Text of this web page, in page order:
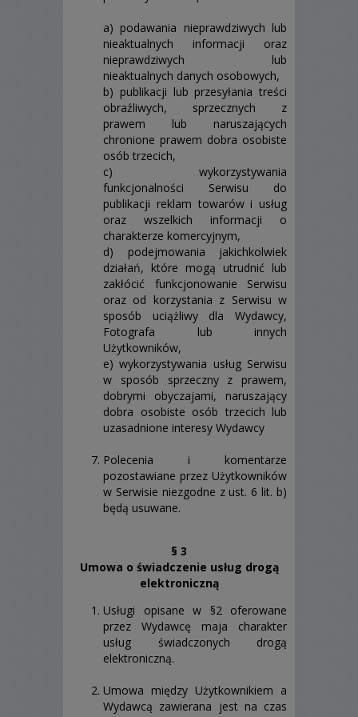
a) podawania nieprawdziwych lub
nieaktualnych informacji oraz
nieprawdziwych lub
nieaktualnych danych osobowych,
b) publikacji lub przesyłania treści
obraźliwych, sprzecznych z
prawem lub naruszających
chronione prawem dobra osobiste
osób trzecich,
c) wykorzystywania
funkcjonalności Serwisu do
publikacji reklam towarów i usług
oraz wszelkich informacji o
charakterze komercyjnym,
d) podejmowania jakichkolwiek
działań, które mogą utrudnić lub
zakłócić funkcjonowanie Serwisu
oraz od korzystania z Serwisu w
sposób uciążliwy dla Wydawcy,
Fotografa lub innych
Użytkowników,
e) wykorzystywania usług Serwisu
w sposób sprzeczny z prawem,
dobrymi obyczajami, naruszający
dobra osobiste osób trzecich lub
uzasadnione interesy Wydawcy
Polecenia i komentarze
pozostawiane przez Użytkowników
w Serwisie niezgodne z ust. 6 lit. b)
będą usuwane.
§ 3
Umowa o świadczenie usług drogą
elektroniczną
Usługi opisane w §2 oferowane
przez Wydawcę maja charakter
usług świadczonych drogą
elektroniczną.
Umowa między Użytkownikiem a
Wydawcą zawierana jest na czas